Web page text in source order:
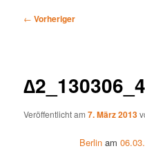
Beitragsnavigation
← Vorheriger
Veröffentlicht am7. März 2013
Berlinam